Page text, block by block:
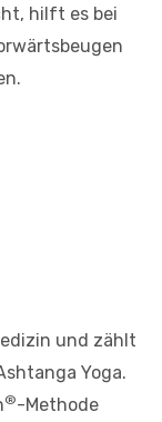
hilft es bei
und zählt
Yoga.
®-Methode